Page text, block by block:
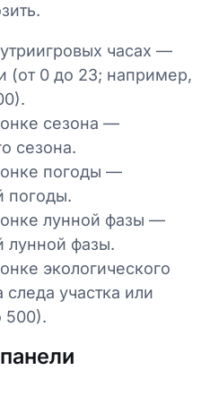
часах —
(от 0 до 23; например,
сезона —
сезона.
погоды —
погоды.
лунной фазы —
лунной фазы.
экологического
участка или
500).